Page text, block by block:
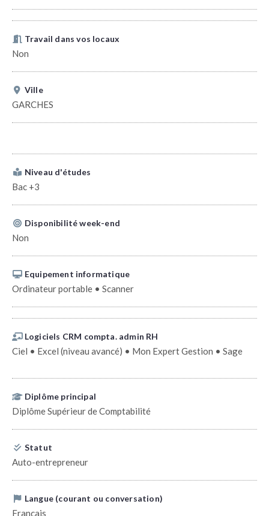
Travail dans vos locaux
Non
Ville
GARCHES
Niveau d'études
Bac +3
Disponibilité week-end
Non
Equipement informatique
Ordinateur portable • Scanner
Logiciels CRM compta. admin RH
Ciel • Excel (niveau avancé) • Mon Expert Gestion • Sage
Diplôme principal
Diplôme Supérieur de Comptabilité
Statut
Auto-entrepreneur
Langue (courant ou conversation)
Français